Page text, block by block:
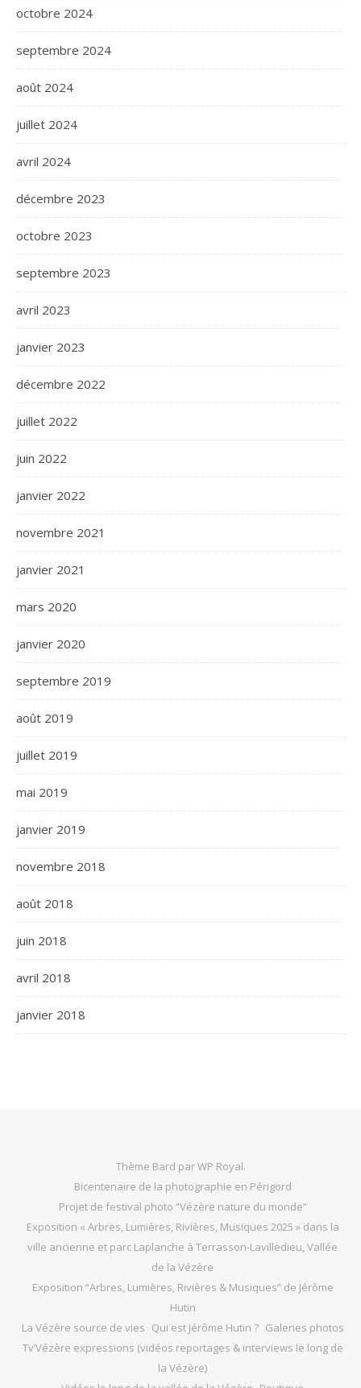
octobre 2024
septembre 2024
août 2024
juillet 2024
avril 2024
décembre 2023
octobre 2023
septembre 2023
avril 2023
janvier 2023
décembre 2022
juillet 2022
juin 2022
janvier 2022
novembre 2021
janvier 2021
mars 2020
janvier 2020
septembre 2019
août 2019
juillet 2019
mai 2019
janvier 2019
novembre 2018
août 2018
juin 2018
avril 2018
janvier 2018
Thème Bard parWP Royal.
Bicentenaire de la photographie en Périgord
Projet de festival photo “Vézère nature du monde”
Exposition « Arbres, Lumières, Rivières, Musiques 2025 » dans la
ville ancienne et parc Laplanche à Terrasson-Lavilledieu, Vallée
de la Vézère
Exposition “Arbres, Lumières, Rivières & Musiques” de Jérôme
Hutin
La Vézère source de vies Qui est Jérôme Hutin ? Galeries photos
Tv’Vézère expressions (vidéos reportages & interviews le long de
la Vézère)